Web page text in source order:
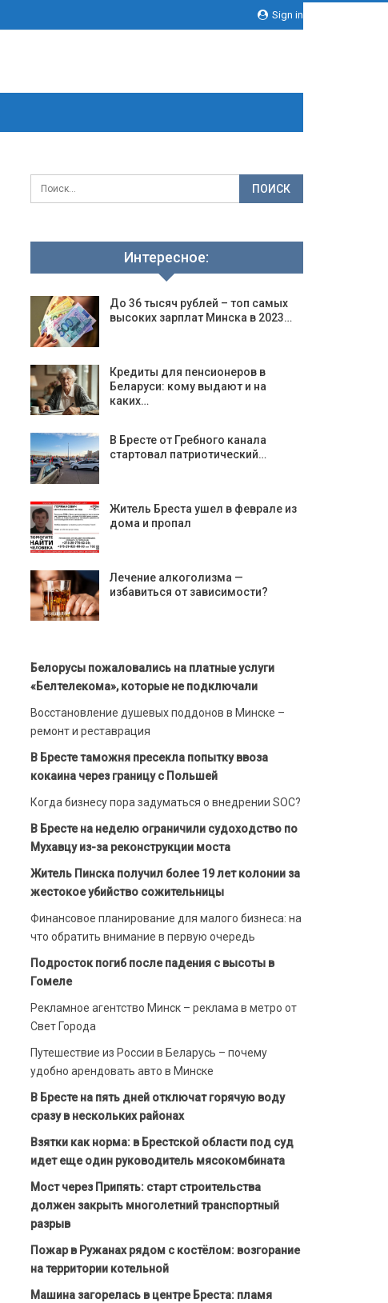
Sign in
Интересное:
До 36 тысяч рублей – топ самых
высоких зарплат Минска в 2023…
Кредиты для пенсионеров в
Беларуси: кому выдают и на
каких…
В Бресте от Гребного канала
стартовал патриотический…
Житель Бреста ушел в феврале из
дома и пропал
Лечение алкоголизма —
избавиться от зависимости?
Белорусы пожаловались на платные услуги
«Белтелекома», которые не подключали
Восстановление душевых поддонов в Минске –
ремонт и реставрация
В Бресте таможня пресекла попытку ввоза
кокаина через границу с Польшей
Когда бизнесу пора задуматься о внедрении SOC?
В Бресте на неделю ограничили судоходство по
Мухавцу из-за реконструкции моста
Житель Пинска получил более 19 лет колонии за
жестокое убийство сожительницы
Финансовое планирование для малого бизнеса: на
что обратить внимание в первую очередь
Подросток погиб после падения с высоты в
Гомеле
Рекламное агентство Минск – реклама в метро от
Свет Города
Путешествие из России в Беларусь – почему
удобно арендовать авто в Минске
В Бресте на пять дней отключат горячую воду
сразу в нескольких районах
Взятки как норма: в Брестской области под суд
идет еще один руководитель мясокомбината
Мост через Припять: старт строительства
должен закрыть многолетний транспортный
разрыв
Пожар в Ружанах рядом с костёлом: возгорание
на территории котельной
Машина загорелась в центре Бреста: пламя